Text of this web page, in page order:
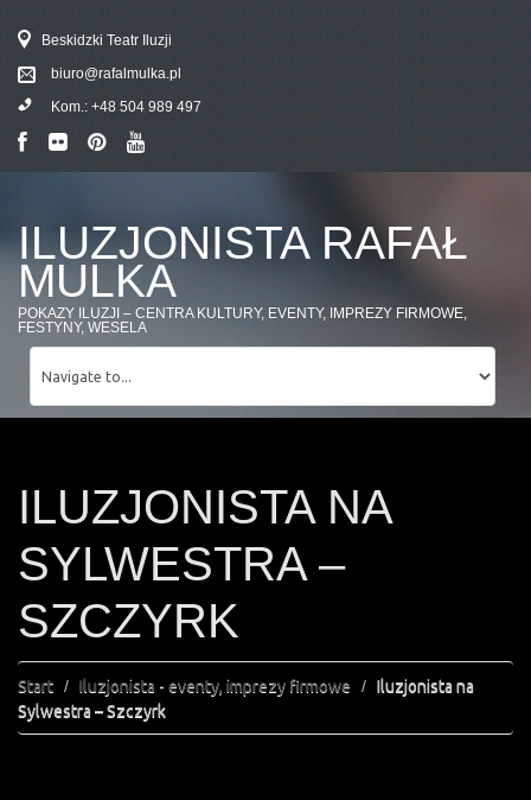
Beskidzki Teatr Iluzji
biuro@rafalmulka.pl
Kom.: +48 504 989 497
ILUZJONISTA RAFAŁ
MULKA
POKAZY ILUZJI – CENTRA KULTURY, EVENTY, IMPREZY FIRMOWE,
FESTYNY, WESELA
ILUZJONISTA NA
SYLWESTRA –
SZCZYRK
Start Iluzjonista - eventy, imprezy firmowe
Iluzjonista na
Sylwestra – Szczyrk